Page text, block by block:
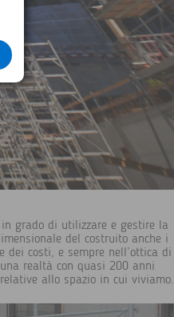
grado di utilizzare e gestire la
del costruito anche i
dei costi, e sempre nell’ottica di
realtà con quasi 200 anni
allo spazio in cui viviamo.